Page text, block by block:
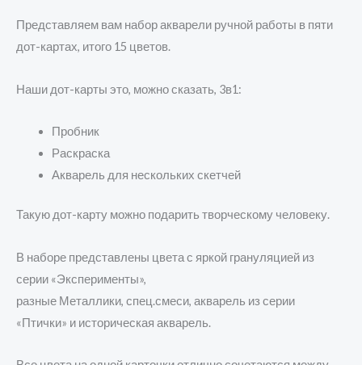
Представляем вам набор акварели ручной работы в пяти
дот-картах, итого 15 цветов.
Наши дот-карты это, можно сказать, 3в1:
Пробник
Раскраска
Акварель для нескольких скетчей
Такую дот-карту можно подарить творческому человеку.
В наборе представлены цвета с яркой грануляцией из
серии «Эксперименты»,
разные Металлики, спец.смеси, акварель из серии
«Птички» и историческая акварель.